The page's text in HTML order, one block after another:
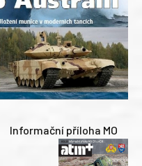
Informační příloha MO